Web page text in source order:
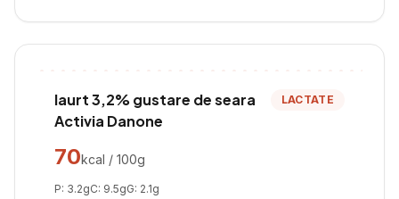
Iaurt 3,2% gustare de seara
Activia Danone
LACTATE
70kcal / 100g
P: 3.2gC: 9.5gG: 2.1g